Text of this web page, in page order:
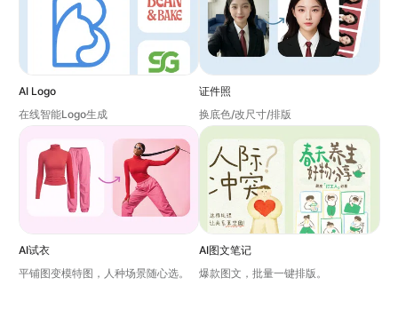
按钮，从而实现设计为营销服务的目的。
AI Logo
在线智能Logo生成
证件照
换底色/改尺寸/排版
AI试衣
平铺图变模特图，人种场景随心选。
AI图文笔记
爆款图文，批量一键排版。